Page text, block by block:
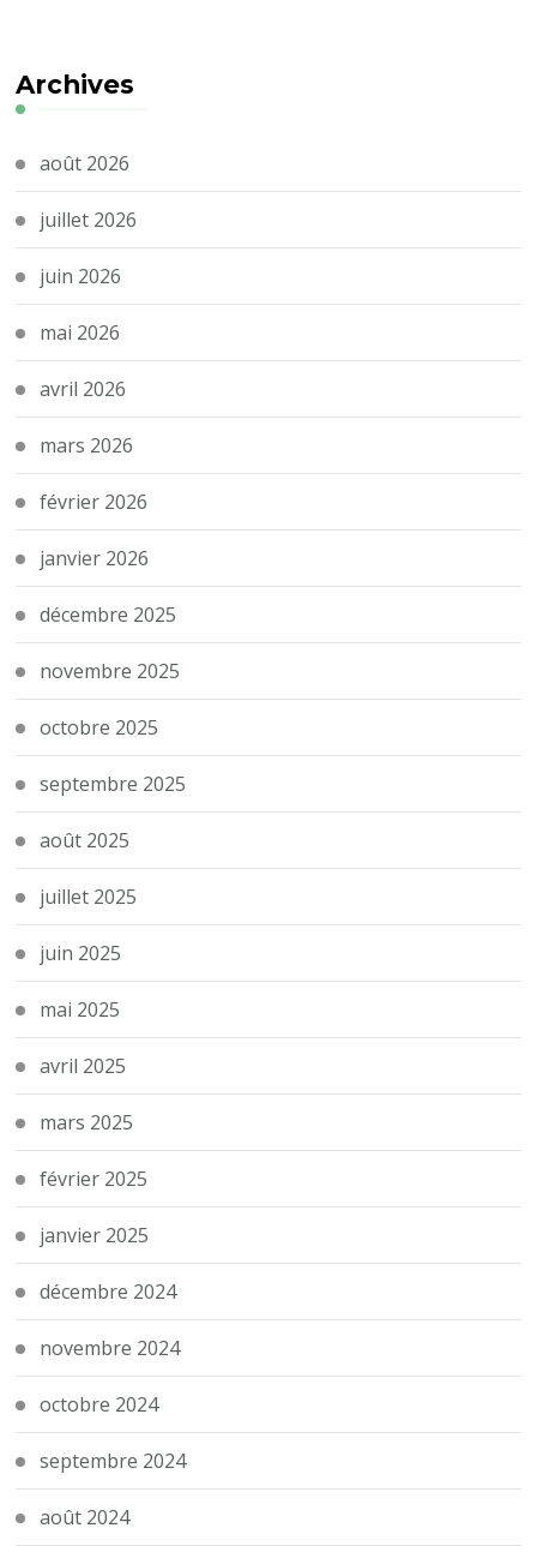
Archives
août 2026
juillet 2026
juin 2026
mai 2026
avril 2026
mars 2026
février 2026
janvier 2026
décembre 2025
novembre 2025
octobre 2025
septembre 2025
août 2025
juillet 2025
juin 2025
mai 2025
avril 2025
mars 2025
février 2025
janvier 2025
décembre 2024
novembre 2024
octobre 2024
septembre 2024
août 2024